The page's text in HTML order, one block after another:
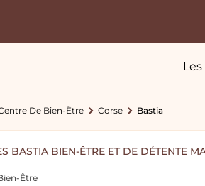
De Bien-Être Corse Bastia
BASTIA BIEN-ÊTRE ET DE DÉTENTE
Être